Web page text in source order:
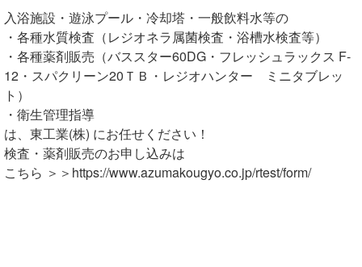
入浴施設・遊泳プール・冷却塔・一般飲料水等の
・各種水質検査（レジオネラ属菌検査・浴槽水検査等）
・各種薬剤販売（バススター60DG・フレッシュラックス F-
12・スパクリーン20ＴＢ・レジオハンター ミニタブレッ
ト）
・衛生管理指導
は、東工業(株) にお任せください！
検査・薬剤販売のお申し込みは
こちら ＞＞https://www.azumakougyo.co.jp/rtest/form/